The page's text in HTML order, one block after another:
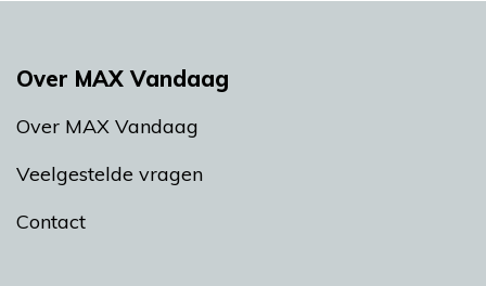
Over MAX Vandaag
Over MAX Vandaag
Veelgestelde vragen
Contact